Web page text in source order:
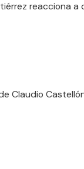
reacciona
Claudio